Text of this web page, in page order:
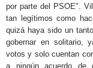
por parte del PSOE".
tan legítimos como
quizá haya sido un
gobernar en solitario,
votos y solo cuentan
a ningún acuerdo de